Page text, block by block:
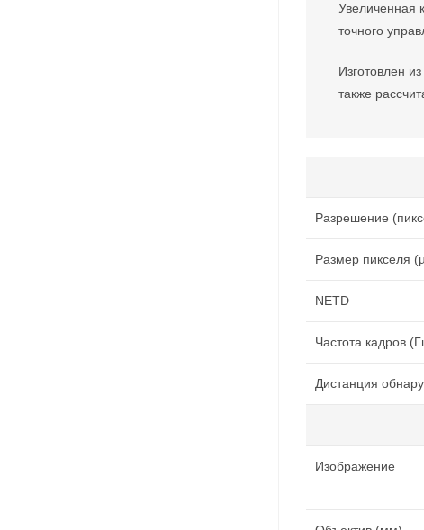
Увеличенная
точного
Изготовлен
также
Разрешение
Размер пикселя
NETD
Частота кадров
Дистанция
Изображение